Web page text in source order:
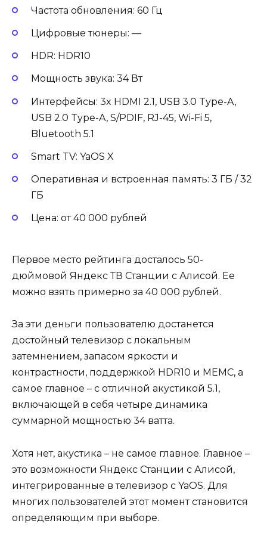
Частота обновления: 60 Гц
Цифровые тюнеры: —
HDR: HDR10
Мощность звука: 34 Вт
Интерфейсы: 3x HDMI 2.1, USB 3.0 Type-A,
USB 2.0 Type-A, S/PDIF, RJ-45, Wi-Fi 5,
Bluetooth 5.1
Smart TV: YaOS X
Оперативная и встроенная память: 3 ГБ / 32
ГБ
Цена: от 40 000 рублей
Первое место рейтинга досталось 50-
дюймовой Яндекс ТВ Станции с Алисой. Ее
можно взять примерно за 40 000 рублей.
За эти деньги пользователю достанется
достойный телевизор с локальным
затемнением, запасом яркости и
контрастности, поддержкой HDR10 и MEMC, а
самое главное – с отличной акустикой 5.1,
включающей в себя четыре динамика
суммарной мощностью 34 ватта.
Хотя нет, акустика – не самое главное. Главное –
это возможности Яндекс Станции с Алисой,
интегрированные в телевизор с YaOS. Для
многих пользователей этот момент становится
определяющим при выборе.